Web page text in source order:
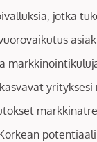
jotka